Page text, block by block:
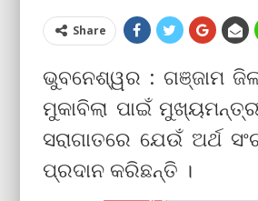
Share
ଭୁବନେଶ୍ୱର : ଗଞ୍ଜାମ
ମୁକାବିଲା ପାଇଁ
ସରାଗାତରେ ଯେଉଁ ଅର୍ଥ
ପ୍ରଦାନ କରିଛନ୍ତି ।